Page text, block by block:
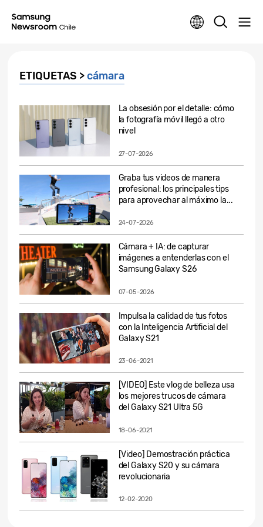
ETIQUETAS >cámara
La obsesión por el detalle: cómo
la fotografía móvil llegó a otro
nivel
27-07-2026
Graba tus videos de manera
profesional: los principales tips
para aprovechar al máximo la...
24-07-2026
Cámara + IA: de capturar
imágenes a entenderlas con el
Samsung Galaxy S26
07-05-2026
Impulsa la calidad de tus fotos
con la Inteligencia Artificial del
Galaxy S21
23-06-2021
[VIDEO] Este vlog de belleza usa
los mejores trucos de cámara
del Galaxy S21 Ultra 5G
18-06-2021
[Video] Demostración práctica
del Galaxy S20 y su cámara
revolucionaria
12-02-2020